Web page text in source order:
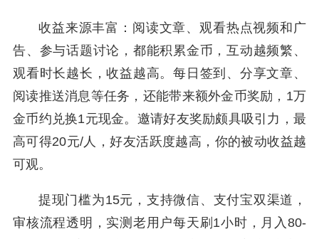
收益来源丰富：阅读文章、观看热点视频和广
告、参与话题讨论，都能积累金币，互动越频繁、
观看时长越长，收益越高。每日签到、分享文章、
阅读推送消息等任务，还能带来额外金币奖励，1万
金币约兑换1元现金。邀请好友奖励颇具吸引力，最
高可得20元/人，好友活跃度越高，你的被动收益越
可观。
提现门槛为15元，支持微信、支付宝双渠道，
审核流程透明，实测老用户每天刷1小时，月入80-